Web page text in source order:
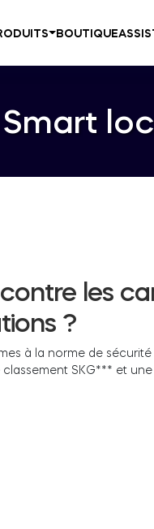
BOUTIQUE
Smart
les
?
à la norme de
SKG*** et